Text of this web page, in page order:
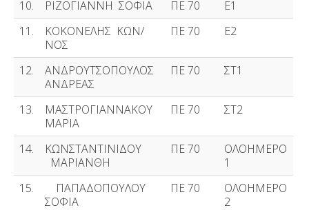
10. ΡΙΖΟΓΙΑΝΝΗ ΣΟΦΙΑ ΠΕ 70
Ε1
11.
ΚΟΚΟΝΕΛΗΣ ΚΩΝ/
ΝΟΣ
ΠΕ 70 Ε2
12.
ΑΝΔΡΟΥΤΣΟΠΟΥΛΟΣ
ΑΝΔΡΕΑΣ
ΠΕ 70 ΣΤ1
13.
ΜΑΣΤΡΟΓΙΑΝΝΑΚΟΥ
ΜΑΡΙΑ
ΠΕ 70 ΣΤ2
14.
ΚΩΝΣΤΑΝΤΙΝΙΔΟΥ
ΜΑΡΙΑΝΘΗ
ΠΕ 70
ΟΛΟΗΜΕΡΟ
1
15.
ΠΑΠΑΔΟΠΟΥΛΟΥ
ΣΟΦΙΑ
ΠΕ 70
ΟΛΟΗΜΕΡΟ
2